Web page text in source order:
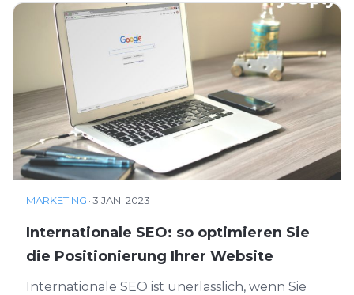
MARKETING ·3 JAN. 2023
Internationale SEO: so optimieren Sie
die Positionierung Ihrer Website
Internationale SEO ist unerlässlich, wenn Sie